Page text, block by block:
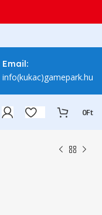
Email:
info(kukac)gamepark.hu
0Ft